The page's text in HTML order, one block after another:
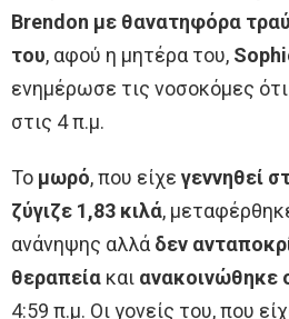
Brendon με θανατηφόρα
του, αφού η μητέρα του,
ενημέρωσε τις νοσοκόμες
στις 4 π.μ.
Το μωρό, που είχε γεννηθεί
ζύγιζε 1,83 κιλά,
ανάνηψης αλλά δεν
θεραπεία και ανακοινώθηκε
4:59 π.μ. Οι γονείς του, που